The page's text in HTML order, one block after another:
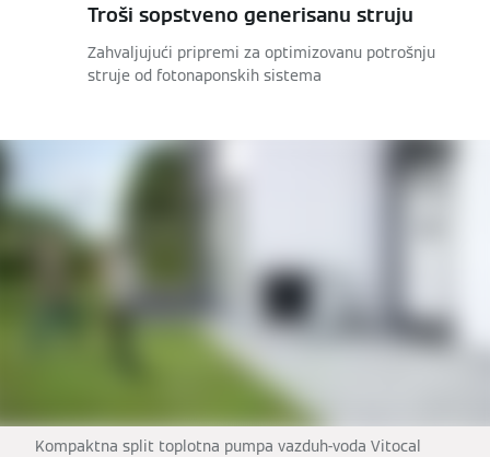
Troši sopstveno generisanu struju
Zahvaljujući pripremi za optimizovanu potrošnju
struje od fotonaponskih sistema
Kompaktna split toplotna pumpa vazduh-voda Vitocal